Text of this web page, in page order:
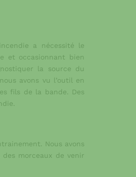
a nécessité le
et occasionnant bien
la source du
avons vu l’outil en
fils de la bande. Des
Nous avons
morceaux de venir